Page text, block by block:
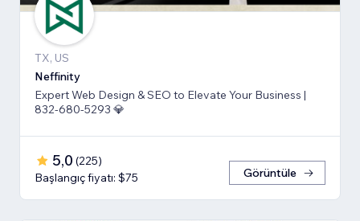
TX, US
Neffinity
Expert Web Design & SEO to Elevate Your Business |
832-680-5293 💎
5,0 (225)
Başlangıç fiyatı: $75
Görüntüle